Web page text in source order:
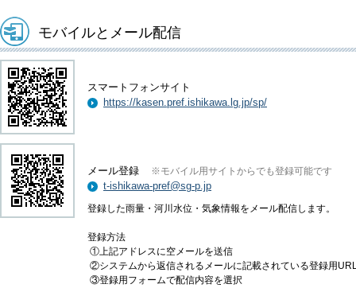
モバイルとメール配信
スマートフォンサイト
https://kasen.pref.ishikawa.lg.jp/sp/
メール登録 ※モバイル用サイトからでも登録可能です
t-ishikawa-pref@sg-p.jp
登録した雨量・河川水位・気象情報をメール配信します。
登録方法
①上記アドレスに空メールを送信
②システムから返信されるメールに記載されている登録用
③登録用フォームで配信内容を選択